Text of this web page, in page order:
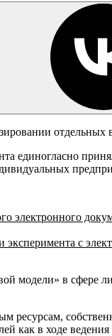
отдельных
единогласно
электронного
эксперимента с
модели» в сфере
ресурсам,
как в ходе